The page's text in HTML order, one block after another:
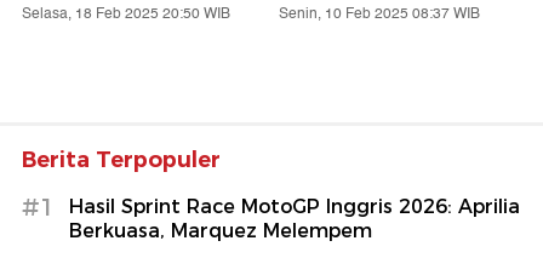
Selasa, 18 Feb 2025 20:50 WIB Senin, 10 Feb 2025 08:37 WIB
Berita Terpopuler
#1
Hasil Sprint Race MotoGP Inggris 2026: Aprilia
Berkuasa, Marquez Melempem